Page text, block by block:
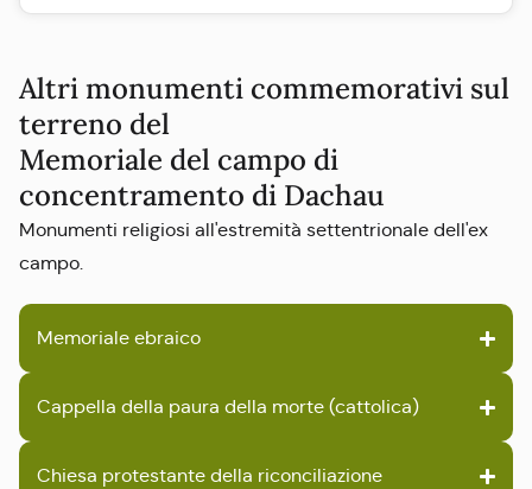
Altri monumenti commemorativi sul
terreno del
Memoriale del campo di
concentramento di Dachau
Monumenti religiosi all'estremità settentrionale dell'ex
campo.
Memoriale ebraico
Cappella della paura della morte (cattolica)
Chiesa protestante della riconciliazione